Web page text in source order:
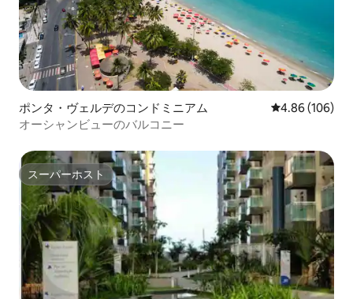
ポンタ・ヴェルデのコンドミニアム レビュー106
4.86 (106)
オーシャンビューのバルコニー
スーパーホスト
スーパーホスト